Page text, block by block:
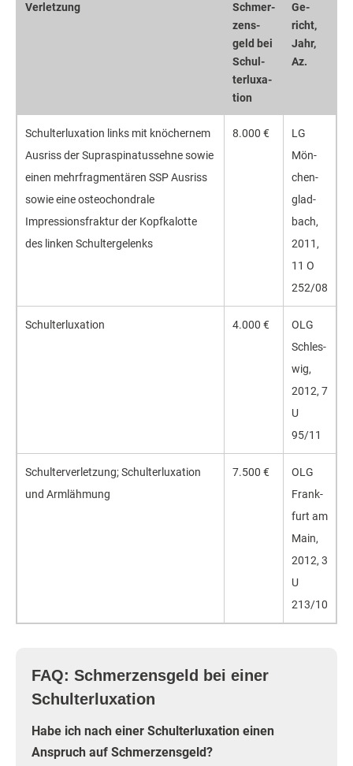
Verletzung
Schmer­
zens­
geld bei
Schul­
ter­lux­a­
tion
Ge­
richt,
Jahr,
Az.
Schulter­luxation links mit knöchernem
Ausriss der Supraspina­tussehne sowie
einen mehrfrag­mentären SSP Ausriss
sowie eine osteo­chondrale
Impressions­fraktur der Kopf­kalotte
des linken Schulter­gelenks
8.000 €
LG
Mön­
chen­
glad­
bach,
2011,
11 O
252/08
Schulter­luxation 4.000 €
OLG
Schles­
wig,
2012, 7
U
95/11
Schulter­verletzung; Schulter­luxation
und Armläh­mung
7.500 €
OLG
Frank­
furt am
Main,
2012, 3
U
213/10
FAQ: Schmerzensgeld bei einer
Schulterluxation
Habe ich nach einer Schulterluxation einen
Anspruch auf Schmerzensgeld?